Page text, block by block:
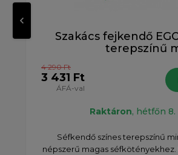
Szakács fejkendő
terepszínű
4 290 Ft
3 431 Ft
ÁFÁ-val
Raktáron, hétfőn 8.
Séfkendő színes terepszínű
népszerű magas